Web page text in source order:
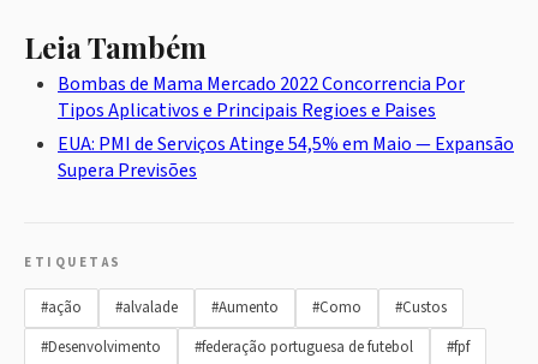
Leia Também
Bombas de Mama Mercado 2022 Concorrencia Por
Tipos Aplicativos e Principais Regioes e Paises
EUA: PMI de Serviços Atinge 54,5% em Maio — Expansão
Supera Previsões
ETIQUETAS
#ação #alvalade #Aumento #Como
#Custos
#Desenvolvimento
#federação portuguesa de futebol
#fpf